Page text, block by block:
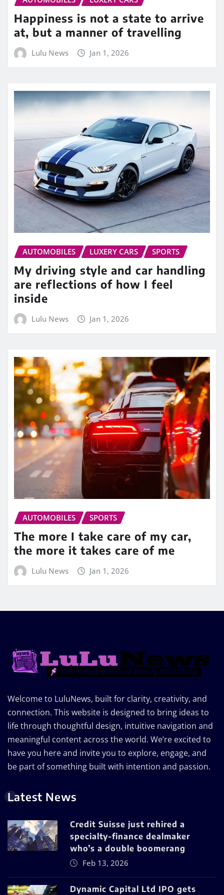
Happiness is not a state to arrive
at, but a manner of travelling
Lulu News Jan 1, 2026
AUTOMOBILES LUXERY CARS SPORTS
My driving style and car handling
are reflections of how I feel
inside
Lulu News Jan 1, 2026
AUTOMOBILES SPORTS
The more I take care of my car,
the more it takes care of me
Lulu News Jan 1, 2026
Welcome to LuluNews, built for clarity, creativity, and
connection. This website is designed to bring ideas to
life through thoughtful design, intuitive navigation and
meaningful content across the world. We’re excited to
have you here and invite you to explore, engage, and
be part of something built with intention and passion.
Latest News
Credit Suisse just rehired a
specialty-finance dealmaker
who’s a double boomerang
Feb 13, 2026
Dynamic Capital Ltd IPO gets